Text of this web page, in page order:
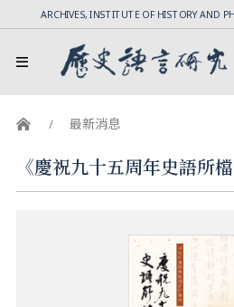
ARCHIVES, INSTITUTE OF HISTORY AND
最新消息
《慶祝九十五周年史語所